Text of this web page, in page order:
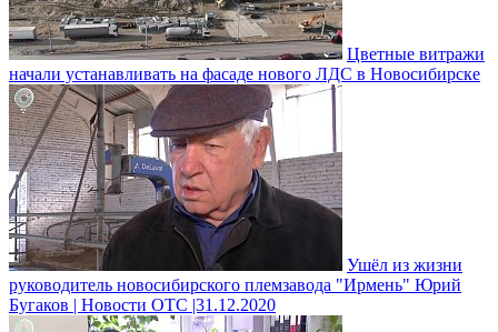
Цветные витражи
начали устанавливать на фасаде нового ЛДС в Новосибирске
Ушёл из жизни
руководитель новосибирского племзавода "Ирмень" Юрий
Бугаков | Новости ОТС |31.12.2020